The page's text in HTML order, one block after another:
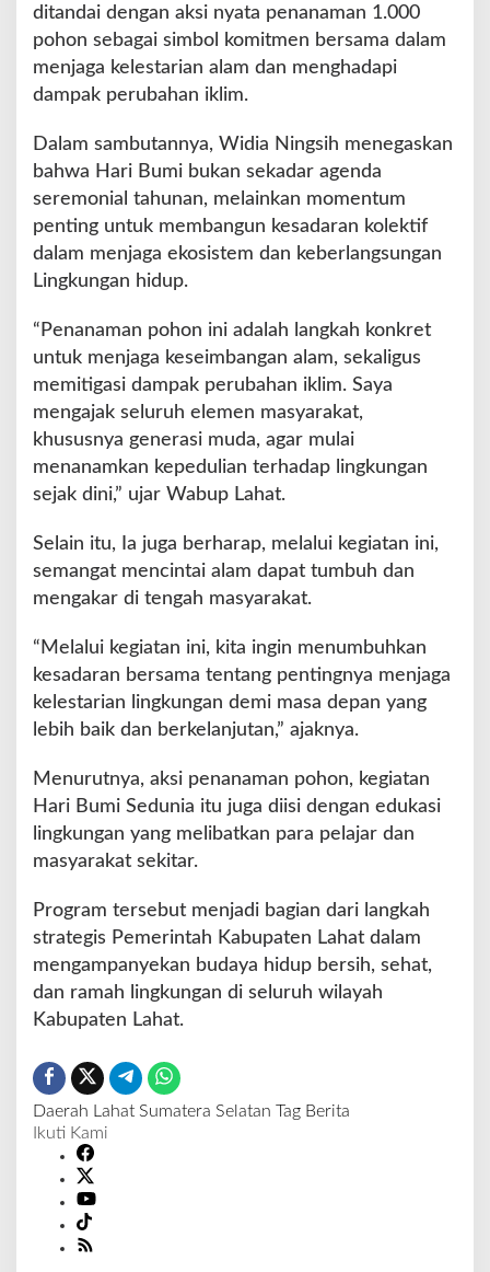
r
i
B
S
e
d
u
i
a
e
m
a
O
u
r
w
r
,
O
P
l
n
ditandai dengan aksi nyata penanaman 1.000
pohon sebagai simbol komitmen bersama dalam
menjaga kelestarian alam dan menghadapi
dampak perubahan iklim.
Dalam sambutannya, Widia Ningsih menegaskan
bahwa Hari Bumi bukan sekadar agenda
seremonial tahunan, melainkan momentum
penting untuk membangun kesadaran kolektif
dalam menjaga ekosistem dan keberlangsungan
Lingkungan hidup.
“Penanaman pohon ini adalah langkah konkret
untuk menjaga keseimbangan alam, sekaligus
memitigasi dampak perubahan iklim. Saya
mengajak seluruh elemen masyarakat,
khususnya generasi muda, agar mulai
menanamkan kepedulian terhadap lingkungan
sejak dini,” ujar Wabup Lahat.
Selain itu, Ia juga berharap, melalui kegiatan ini,
semangat mencintai alam dapat tumbuh dan
mengakar di tengah masyarakat.
“Melalui kegiatan ini, kita ingin menumbuhkan
kesadaran bersama tentang pentingnya menjaga
kelestarian lingkungan demi masa depan yang
lebih baik dan berkelanjutan,” ajaknya.
Menurutnya, aksi penanaman pohon, kegiatan
Hari Bumi Sedunia itu juga diisi dengan edukasi
lingkungan yang melibatkan para pelajar dan
masyarakat sekitar.
Program tersebut menjadi bagian dari langkah
strategis Pemerintah Kabupaten Lahat dalam
mengampanyekan budaya hidup bersih, sehat,
dan ramah lingkungan di seluruh wilayah
Kabupaten Lahat.
Daerah Lahat Sumatera Selatan Tag Berita
Ikuti Kami